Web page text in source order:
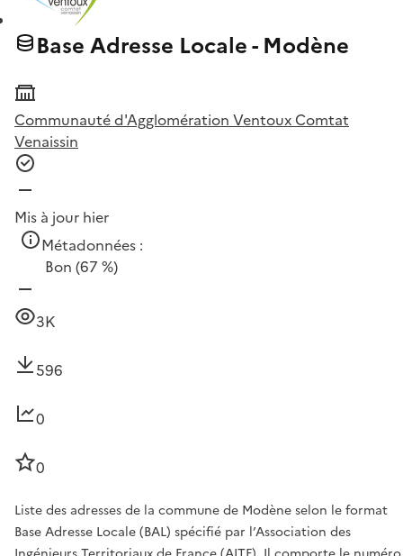
Base Adresse Locale - Modène
Communauté d'Agglomération Ventoux Comtat
Venaissin
Mis à jour hier
Métadonnées :
Bon (67 %)
3K
596
0
0
Liste des adresses de la commune de Modène selon le format
Base Adresse Locale (BAL) spécifié par l’Association des